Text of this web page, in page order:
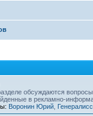
обсуждаются
в рекламно-
Воронин Юрий